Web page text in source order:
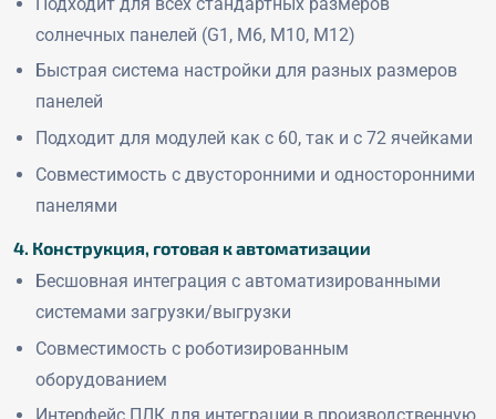
солнечных панелей (G1, M6, M10, M12)
Быстрая система настройки для разных размеров
панелей
Подходит для модулей как с 60, так и с 72 ячейками
Совместимость с двусторонними и односторонними
панелями
4. Конструкция, готовая к автоматизации
Бесшовная интеграция с автоматизированными
системами загрузки/выгрузки
Совместимость с роботизированным
оборудованием